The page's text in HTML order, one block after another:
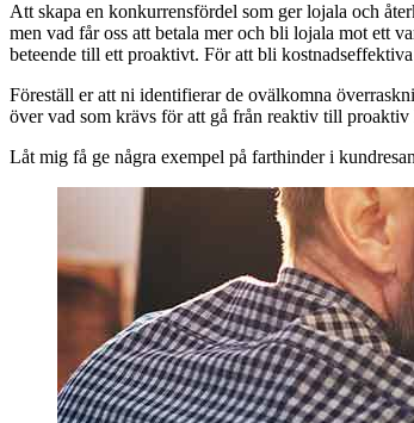
Att skapa en konkurrensfördel som ger lojala och
men vad får oss att betala mer och bli lojala mot ett
beteende till ett proaktivt. För att bli
Föreställ er att ni identifierar de ovälkomna
över vad som krävs för att gå från reaktiv till
Låt mig få ge några exempel på farthinder i